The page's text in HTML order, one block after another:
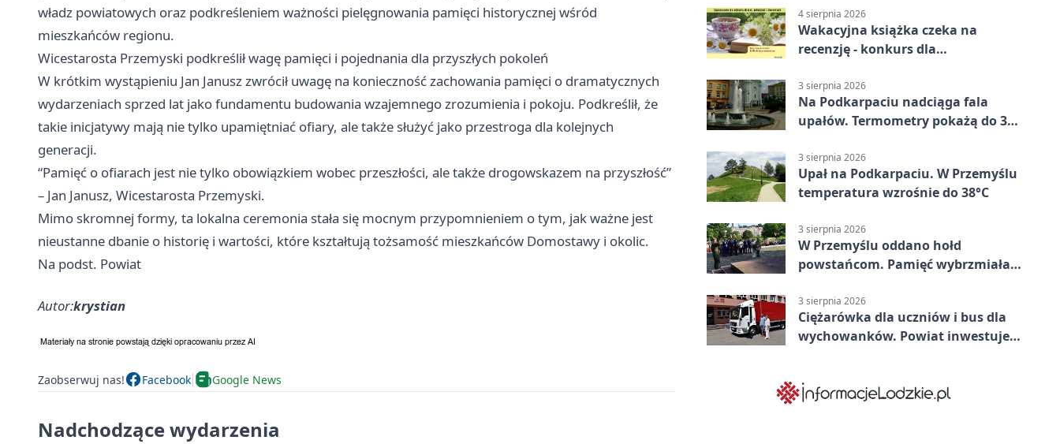
władz powiatowych oraz podkreśleniem ważności pielęgnowania pamięci historycznej wśród
mieszkańców regionu.
Wicestarosta Przemyski podkreślił wagę pamięci i pojednania dla przyszłych pokoleń
W krótkim wystąpieniu Jan Janusz zwrócił uwagę na konieczność zachowania pamięci o dramatycznych
wydarzeniach sprzed lat jako fundamentu budowania wzajemnego zrozumienia i pokoju. Podkreślił, że
takie inicjatywy mają nie tylko upamiętniać ofiary, ale także służyć jako przestroga dla kolejnych
generacji.
“Pamięć o ofiarach jest nie tylko obowiązkiem wobec przeszłości, ale także drogowskazem na przyszłość”
– Jan Janusz, Wicestarosta Przemyski.
Mimo skromnej formy, ta lokalna ceremonia stała się mocnym przypomnieniem o tym, jak ważne jest
nieustanne dbanie o historię i wartości, które kształtują tożsamość mieszkańców Domostawy i okolic.
Na podst. Powiat
Autor:krystian
Zaobserwuj nas! Facebook Google News
Nadchodzące wydarzenia
4 sierpnia 2026
Wakacyjna książka czeka na
recenzję - konkurs dla
3 sierpnia 2026
Na Podkarpaciu nadciąga fala
upałów. Termometry pokażą do 36
3 sierpnia 2026
Upał na Podkarpaciu. W Przemyślu
temperatura wzrośnie do 38°C
3 sierpnia 2026
W Przemyślu oddano hołd
powstańcom. Pamięć wybrzmiała
3 sierpnia 2026
Ciężarówka dla uczniów i bus dla
wychowanków. Powiat inwestuje